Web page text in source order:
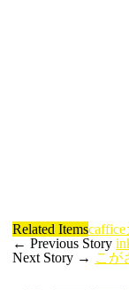
Related Itemscaffice
← Previous Story
Next Story → こが